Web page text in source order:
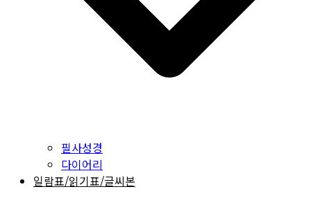
필사성경
다이어리
일람표/읽기표/글씨본